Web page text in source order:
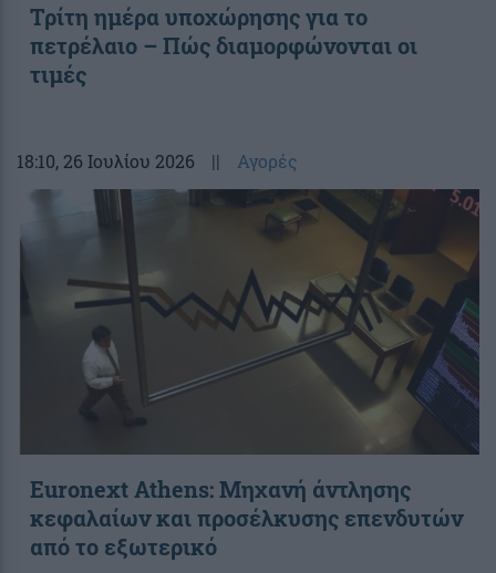
Τρίτη ημέρα υποχώρησης για το
πετρέλαιο – Πώς διαμορφώνονται οι
τιμές
18:10, 26 Ιουλίου 2026 || Αγορές
Euronext Athens: Μηχανή άντλησης
κεφαλαίων και προσέλκυσης επενδυτών
από το εξωτερικό